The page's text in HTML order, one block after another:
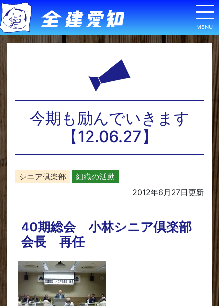
今期も励んでいきます
【12.06.27】
シニア倶楽部
組織の活動
2012年6月27日更新
40期総会 小林シニア倶楽部
会長 再任